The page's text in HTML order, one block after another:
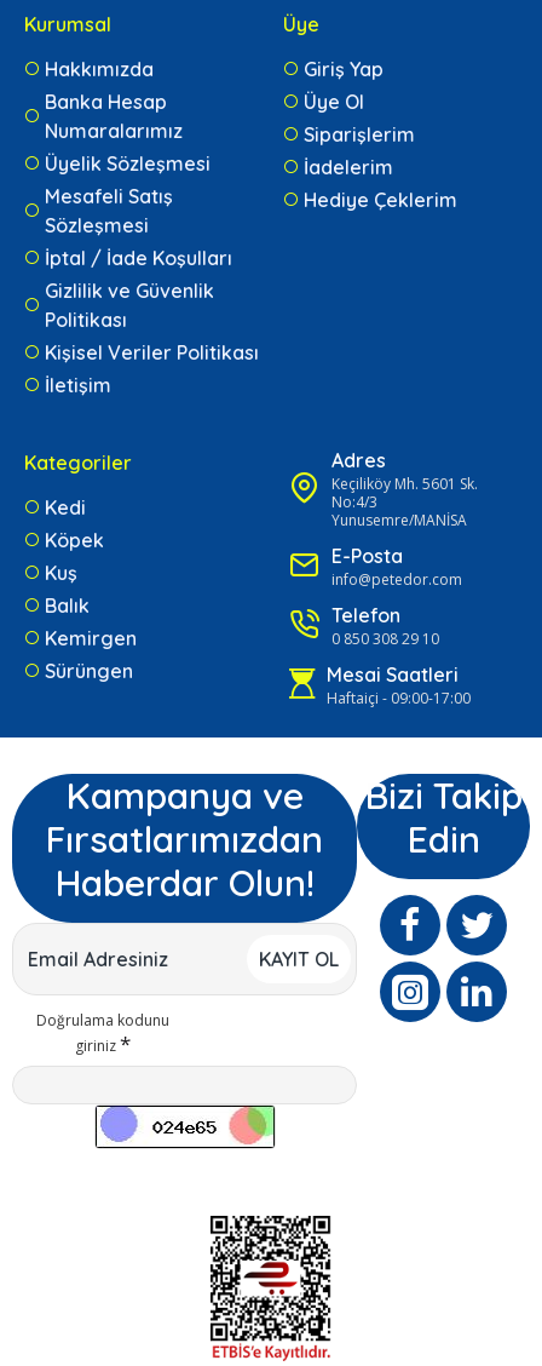
Kurumsal
Hakkımızda
Banka Hesap
Numaralarımız
Üyelik Sözleşmesi
Mesafeli Satış
Sözleşmesi
İptal / İade Koşulları
Gizlilik ve Güvenlik
Politikası
Kişisel Veriler Politikası
İletişim
Üye
Giriş Yap
Üye Ol
Siparişlerim
İadelerim
Hediye Çeklerim
Kategoriler
Kedi
Köpek
Kuş
Balık
Kemirgen
Sürüngen
Adres
Keçiliköy Mh. 5601 Sk.
No:4/3
Yunusemre/MANİSA
E-Posta
info@petedor.com
Telefon
0 850 308 29 10
Mesai Saatleri
Haftaiçi - 09:00-17:00
Kampanya ve
Fırsatlarımızdan
Haberdar Olun!
KAYIT OL
Doğrulama kodunu
giriniz
Bizi Takip
Edin